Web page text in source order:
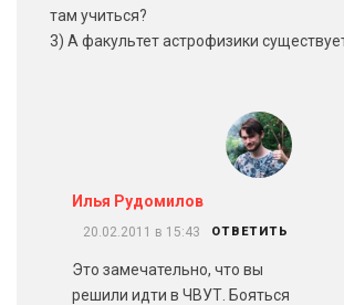
там учиться?
3) А факультет астрофизики
Илья Рудомилов
20.02.2011 в 15:43 ОТВЕТИТЬ
Это замечательно, что вы
решили идти в ЧВУТ. Бояться